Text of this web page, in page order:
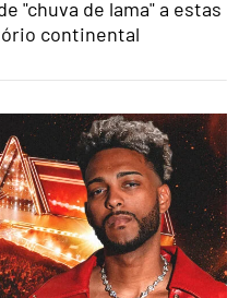
"chuva de lama" a estas
continental